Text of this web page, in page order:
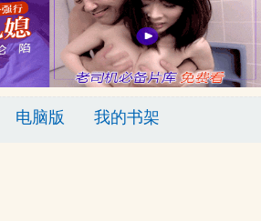
电脑版 我的书架